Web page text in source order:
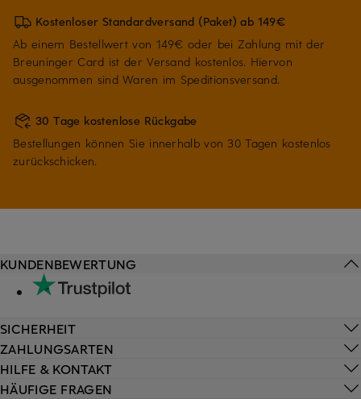
Kostenloser Standardversand (Paket) ab 149€
Ab einem Bestellwert von 149€ oder bei Zahlung mit der
Breuninger Card ist der Versand kostenlos. Hiervon
ausgenommen sind Waren im Speditionsversand.
30 Tage kostenlose Rückgabe
Bestellungen können Sie innerhalb von 30 Tagen kostenlos
zurückschicken.
HILFE & KONTAKT
HÄUFIGE FRAGEN
KUNDENBEWERTUNG
SICHERHEIT
ZAHLUNGSARTEN